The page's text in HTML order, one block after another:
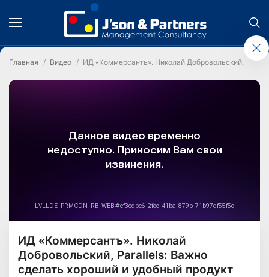
Главная Видео ИД «Коммерсантъ». Николай Добровольский,
ИД «Коммерсантъ». Николай
Добровольский, Parallels: Важно
сделать хороший и удобный продукт